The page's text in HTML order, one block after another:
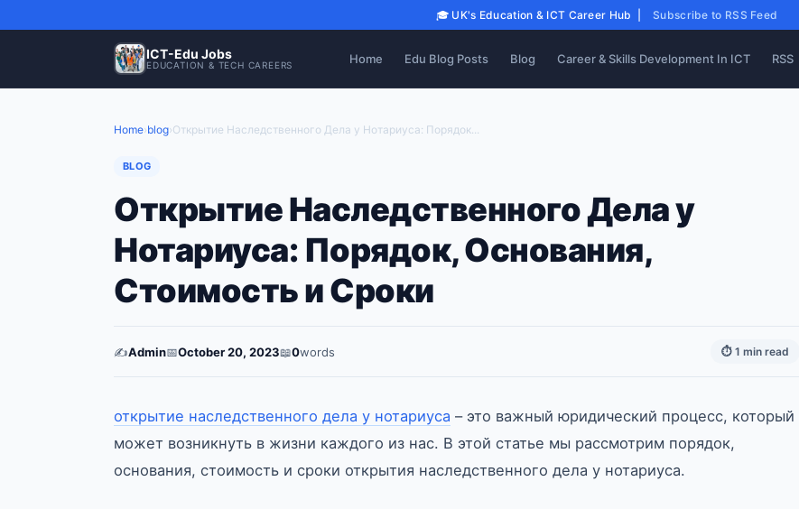
🎓 UK's Education & ICT Career Hub | Subscribe to RSS Feed
ICT-Edu Jobs
EDUCATION & TECH CAREERS Home Edu Blog Posts Blog Career & Skills Development In ICT RSS
Home›blog›Открытие Наследственного Дела у Нотариуса: Порядок...
BLOG
Открытие Наследственного Дела у
Нотариуса: Порядок, Основания,
Стоимость и Сроки
✍️Admin📅October 20, 2023📖0words ⏱ 1 min read
открытие наследственного дела у нотариуса – это важный юридический процесс, который
может возникнуть в жизни каждого из нас. В этой статье мы рассмотрим порядок,
основания, стоимость и сроки открытия наследственного дела у нотариуса.